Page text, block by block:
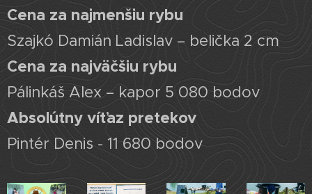
Cena za najmenšiu rybu
Szajkó Damián Ladislav – belička 2 cm
Cena za najväčšiu rybu
Pálinkáš Alex – kapor 5 080 bodov
Absolútny víťaz pretekov
Pintér Denis - 11 680 bodov